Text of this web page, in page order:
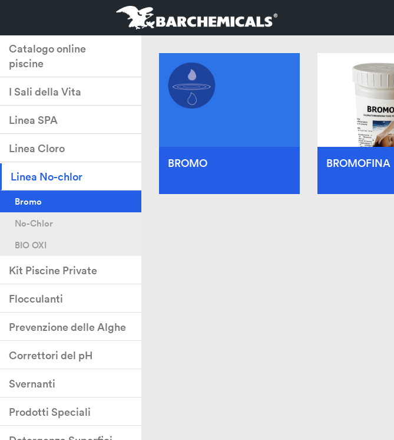
Catalogo online
piscine
I Sali della Vita
Linea SPA
Linea Cloro
Linea No-chlor
Bromo
No-Chlor
BIO OXI
Kit Piscine Private
Flocculanti
Prevenzione delle Alghe
Correttori del pH
Svernanti
Prodotti Speciali
BROMO BROMOFINA